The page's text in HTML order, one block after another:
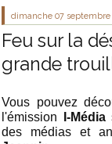
dimanche 07 septembre
Feu sur la
grande
Vous pouvez
l'émission
I-Média
des médias et